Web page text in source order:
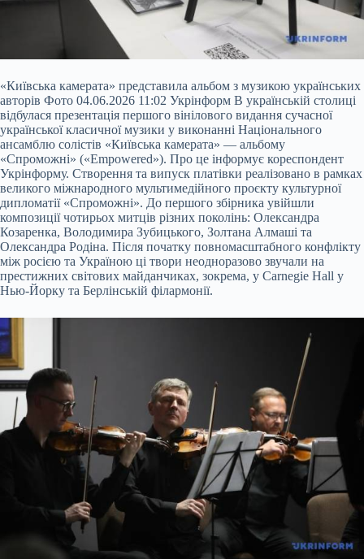
«Київська камерата» представила альбом з музикою українських
авторів Фото 04.06.2026 11:02 Укрінформ В українській столиці
відбулася презентація першого вінілового видання сучасної
української класичної музики у виконанні Національного
ансамблю солістів «Київська камерата» — альбому
«Спроможні» («Empowered»). Про це інформує кореспондент
Укрінформу. Створення та випуск платівки реалізовано в рамках
великого міжнародного мультимедійного проєкту культурної
дипломатії «Спроможні». До першого збірника увійшли
композиції чотирьох митців різних поколінь: Олександра
Козаренка, Володимира Зубицького, Золтана Алмаші та
Олександра Родіна. Після початку повномасштабного конфлікту
між росією та Україною ці твори неодноразово звучали на
престижних світових майданчиках, зокрема, у Carnegie Hall у
Нью-Йорку та Берлінській філармонії.